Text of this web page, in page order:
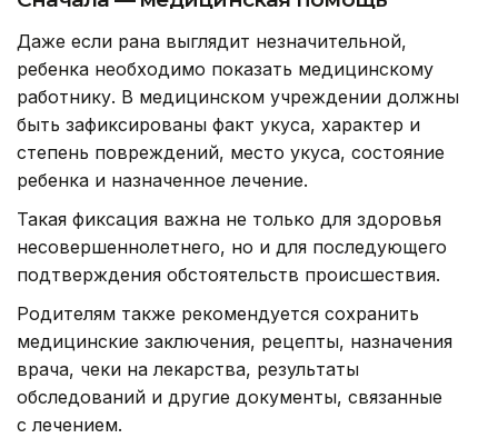
Даже если рана выглядит незначительной,
ребенка необходимо показать медицинскому
работнику. В медицинском учреждении должны
быть зафиксированы факт укуса, характер и
степень повреждений, место укуса, состояние
ребенка и назначенное лечение.
Такая фиксация важна не только для здоровья
несовершеннолетнего, но и для последующего
подтверждения обстоятельств происшествия.
Родителям также рекомендуется сохранить
медицинские заключения, рецепты, назначения
врача, чеки на лекарства, результаты
обследований и другие документы, связанные
с лечением.